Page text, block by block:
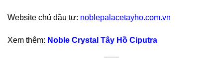
Website chủ đầu tư: noblepalacetayho.com.vn
Xem thêm: Noble Crystal Tây Hồ Ciputra